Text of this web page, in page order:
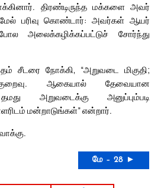
திரண்டிருந்த மக்களை அவர்
பரிவு கொண்டார்: அவர்கள் ஆயர்
அலைக்கழிக்கப்பட்டுச் சோர்ந்து
சீடரை நோக்கி, “அறுவடை மிகுதி;
ஆகையால் தேவையான
அறுவடைக்கு அனுப்பும்படி
மன்றாடுங்கள்” என்றார்.
மே – 28 ►